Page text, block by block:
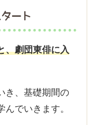
ート
、劇団東俳に入
き、基礎期間の
でいきます。